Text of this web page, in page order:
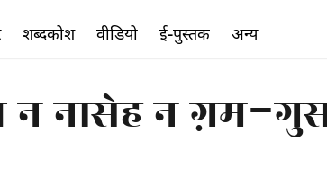
न नासेह न ग़म-
शब्दकोश वीडियो ई-पुस्तक अन्य